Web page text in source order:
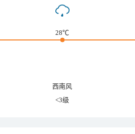
28℃
西南风
<3级